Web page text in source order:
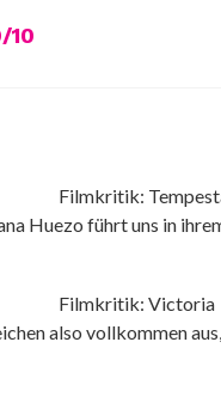
10
Filmkritik:
Huezo führt uns in
Filmkritik: Victoria
also vollkommen